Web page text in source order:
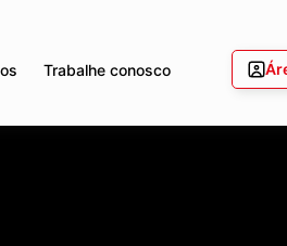
Trabalhe conosco